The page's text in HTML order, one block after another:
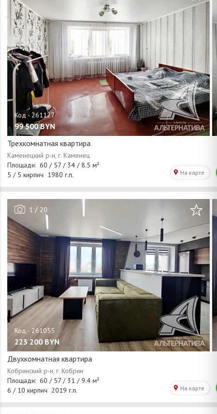
99 500 BYN
Трехкомнатная квартира
1 / 20
223 200 BYN
Двухкомнатная квартира